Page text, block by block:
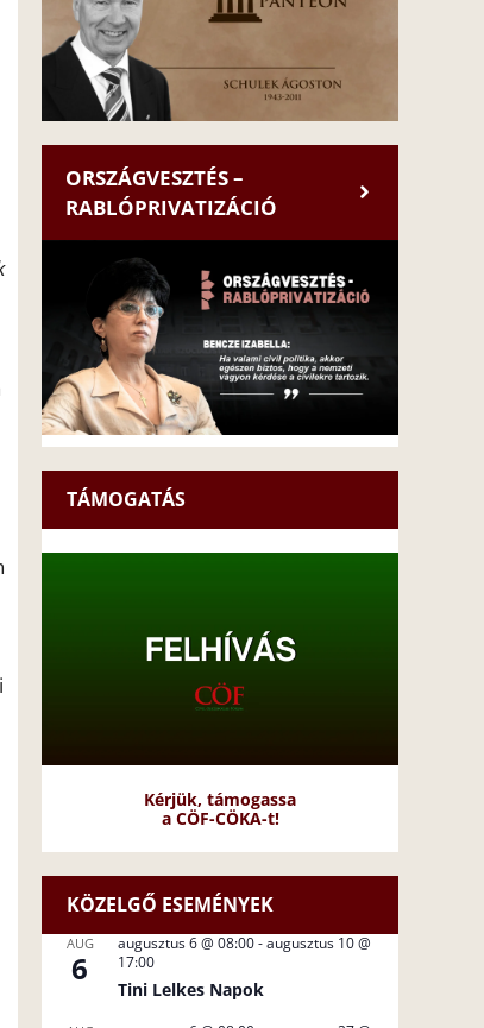
ORSZÁGVESZTÉS –
RABLÓPRIVATIZÁCIÓ
TÁMOGATÁS
Kérjük, támogassa
a CÖF-CÖKA-t!
KÖZELGŐ ESEMÉNYEK
AUG
6
augusztus 6 @ 08:00-augusztus 10 @
17:00
Tini Lelkes Napok